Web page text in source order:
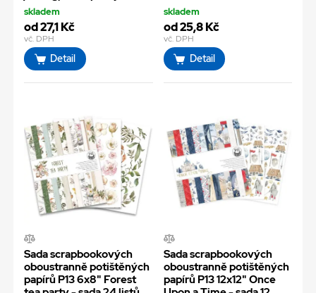
skladem
od 27,1 Kč
vč. DPH
Detail
skladem
od 25,8 Kč
vč. DPH
Detail
Sada scrapbookových
oboustranně potištěných
papírů P13 6x8" Forest
Sada scrapbookových
oboustranně potištěných
papírů P13 12x12" Once